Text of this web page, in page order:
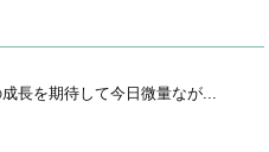
長を期待して今日微量なが...